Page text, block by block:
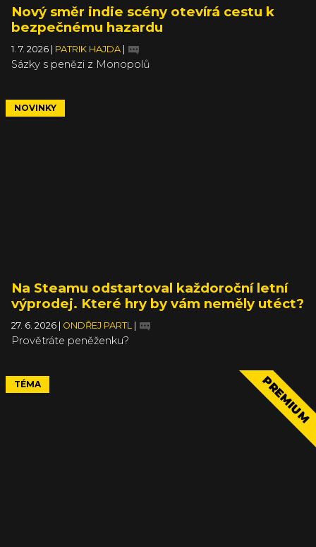
Nový směr indie scény otevírá cestu k
bezpečnému hazardu
1. 7. 2026 PATRIK HAJDA
Sázky s penězi z Monopolů
NOVINKY
Na Steamu odstartoval každoroční letní
výprodej. Které hry by vám neměly utéct?
27. 6. 2026 ONDŘEJ PARTL
Provětráte peněženku?
TÉMA PREMIUM